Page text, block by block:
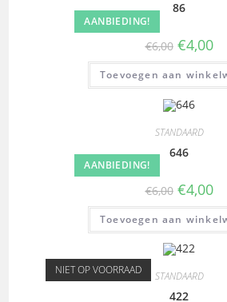
AANBIEDING!
86
€6,00 €4,00
Toevoegen aan
AANBIEDING!
STANDAARD
646
€6,00 €4,00
Toevoegen aan
NIET OP VOORRAAD STANDAARD
422